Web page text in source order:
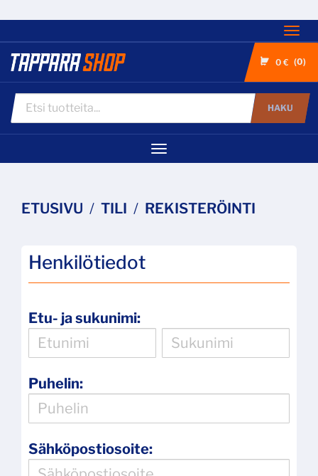
0 € 0
HAKU
Navigaatio
ETUSIVU TILI REKISTERÖINTI
Henkilötiedot
Etu- ja sukunimi:
Puhelin:
Sähköpostiosoite: